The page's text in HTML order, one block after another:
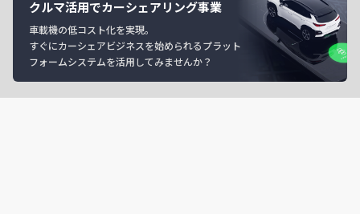
クルマ活用でカーシェアリング事業
車載機の低コスト化を実現。
すぐにカーシェアビジネスを始められるプラット
フォームシステムを活用してみませんか？